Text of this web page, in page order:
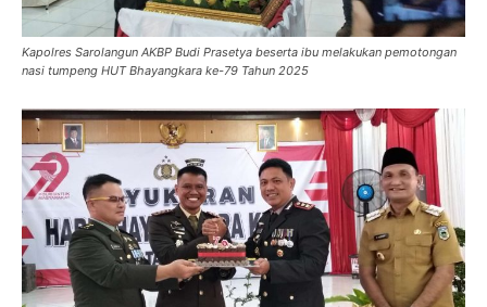
Kapolres Sarolangun AKBP Budi Prasetya beserta ibu melakukan pemotongan
nasi tumpeng HUT Bhayangkara ke-79 Tahun 2025